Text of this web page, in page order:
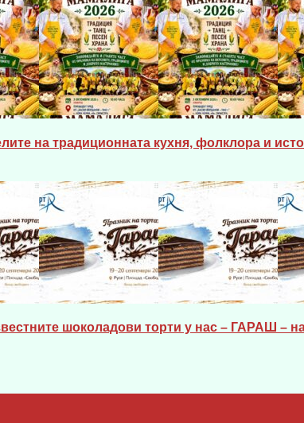
на традиционната кухня, фолклора и
шоколадови торти у нас – ГАРАШ –